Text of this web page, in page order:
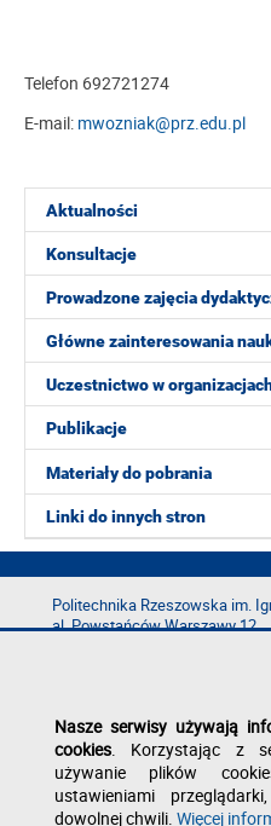
Aktualności
Konsultacje
Prowadzone zajęcia
Główne zainteresowania
Uczestnictwo w
Publikacje
Materiały do pobrania
Linki do innych stron
Telefon 692721274
E-mail: mwozniak@prz.edu.pl
Politechnika Rzeszowska im.
al. Powstańców Warszawy 12
e-mail:kancelaria@prz.edu.pl
Deklaracja dostępności
Polityka prywatności
Zgłoś błąd na stronie
Nasze serwisy używają
cookies. Korzystając z
używanie plików
ustawieniami
dowolnej chwili. Więcej